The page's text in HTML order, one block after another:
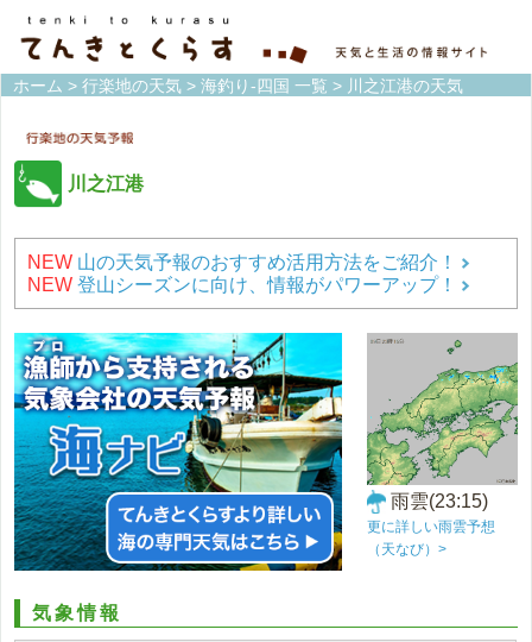
ホーム > 行楽地の天気 > 海釣り-四国 一覧 > 川之江港の天気
川之江港
NEW 山の天気予報のおすすめ活用方法をご紹介！
NEW 登山シーズンに向け、情報がパワーアップ！
雨雲(23:15)
更に詳しい雨雲予想
（天なび）>
気象情報